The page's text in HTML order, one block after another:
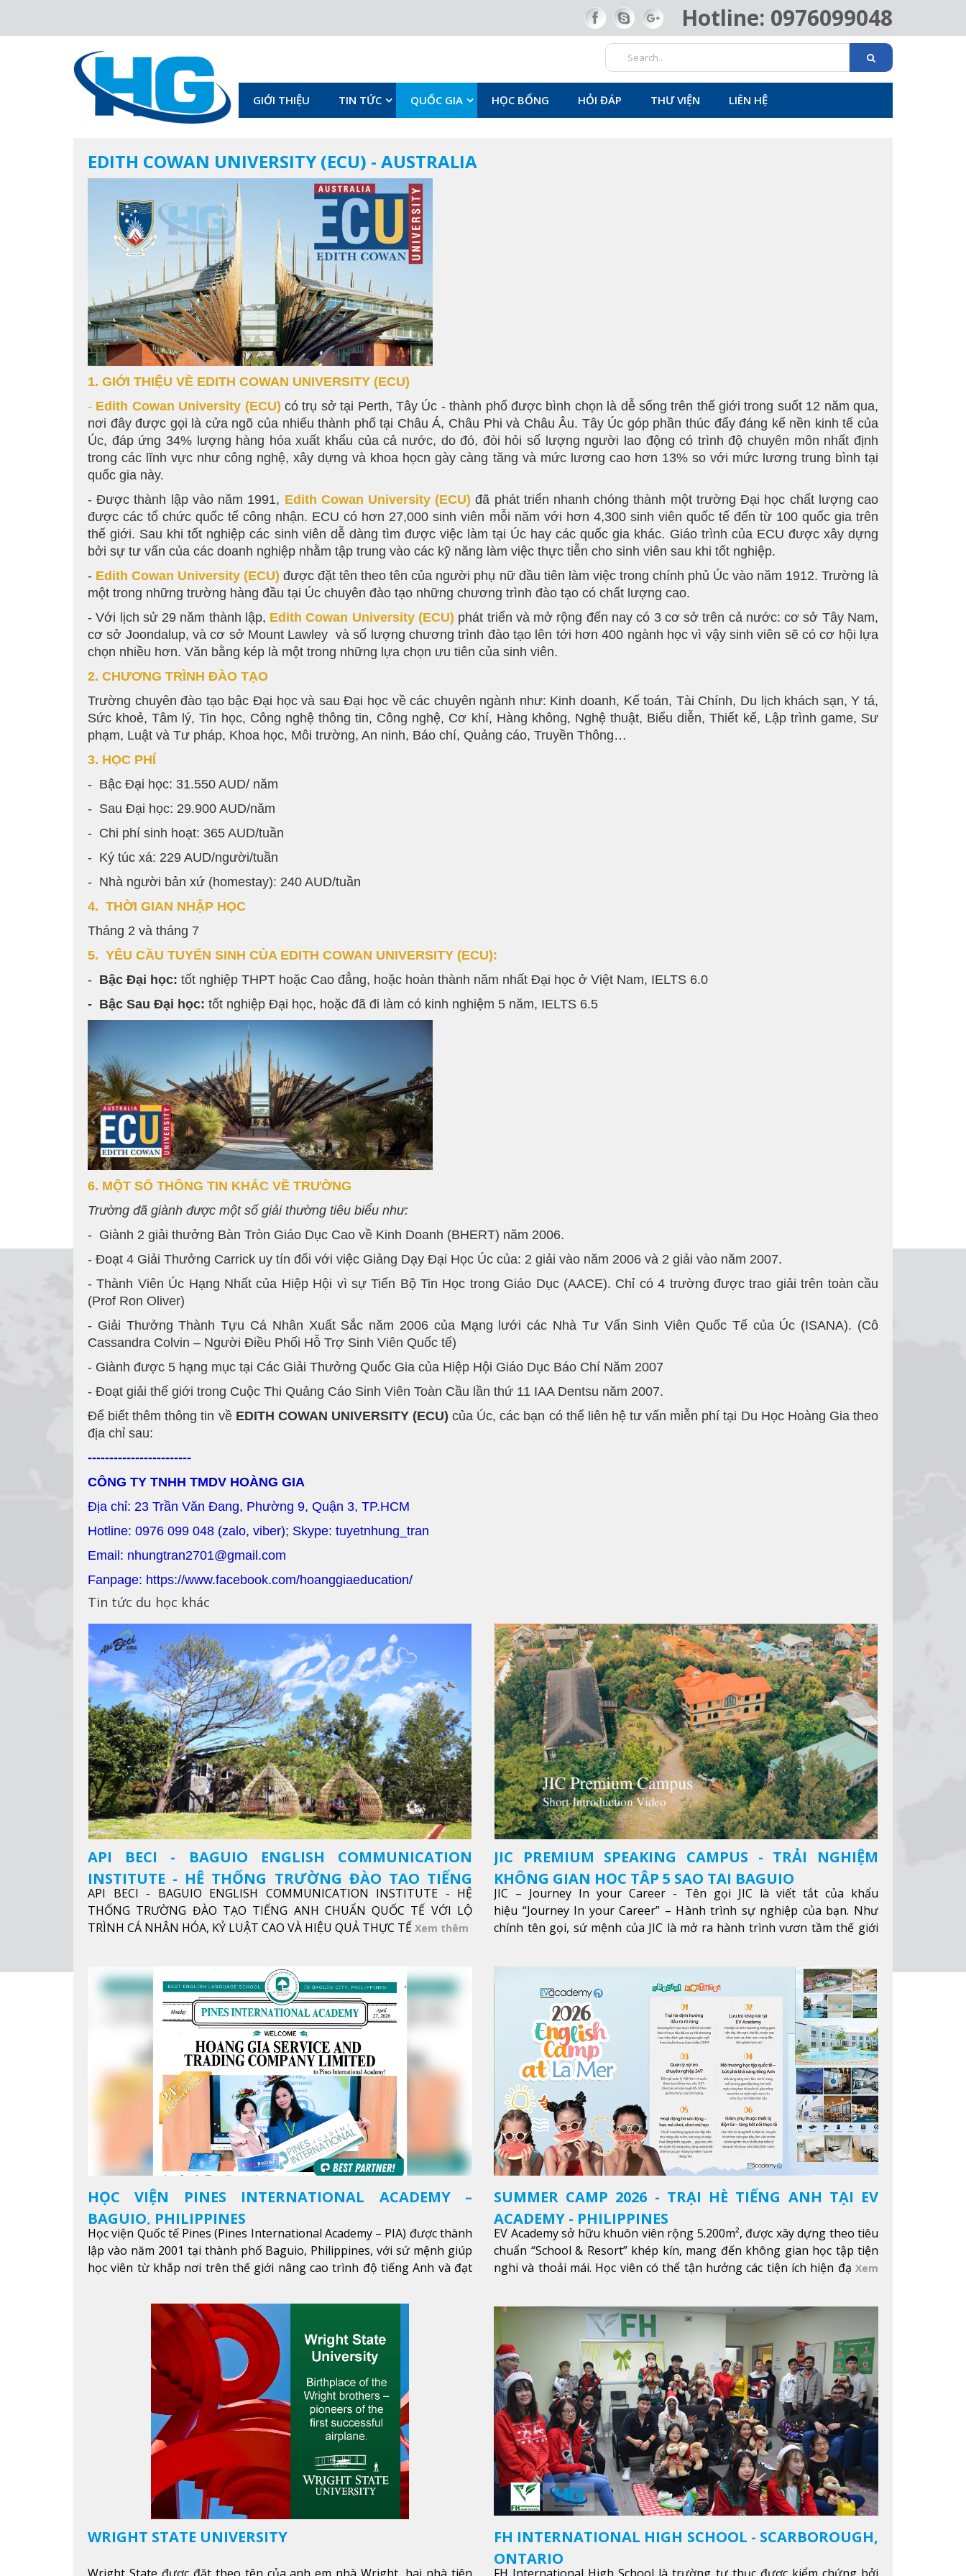
Hotline: 0976099048
GIỚI THIỆU TIN TỨC QUỐC GIA HỌC BỔNG HỎI ĐÁP THƯ VIỆN LIÊN HỆ
EDITH COWAN UNIVERSITY (ECU) - AUSTRALIA
1. GIỚI THIỆU VỀ EDITH COWAN UNIVERSITY (ECU)
- Edith Cowan University (ECU) có trụ sở tại Perth, Tây Úc - thành phố được bình chọn là dễ sống trên thế giới trong suốt 12 năm qua,
nơi đây được gọi là cửa ngõ của nhiếu thành phố tại Châu Á, Châu Phi và Châu Âu. Tây Úc góp phần thúc đẩy đáng kể nền kinh tế của
Úc, đáp ứng 34% lượng hàng hóa xuất khẩu của cả nước, do đó, đòi hỏi số lượng người lao động có trình độ chuyên môn nhất định
trong các lĩnh vực như công nghệ, xây dựng và khoa họcn gày càng tăng và mức lương cao hơn 13% so với mức lương trung bình tại
quốc gia này.
- Được thành lập vào năm 1991, Edith Cowan University(ECU)đã phát triển nhanh chóng thành một trường Đại học chất lượng cao
được các tổ chức quốc tế công nhận. ECU có hơn 27,000 sinh viên mỗi năm với hơn 4,300 sinh viên quốc tế đến từ 100 quốc gia trên
thế giới. Sau khi tốt nghiệp các sinh viên dễ dàng tìm được việc làm tại Úc hay các quốc gia khác. Giáo trình của ECU được xây dựng
bởi sự tư vấn của các doanh nghiệp nhằm tập trung vào các kỹ năng làm việc thực tiễn cho sinh viên sau khi tốt nghiệp.
- Edith Cowan University (ECU) được đặt tên theo tên của người phụ nữ đầu tiên làm việc trong chính phủ Úc vào năm 1912. Trường là
một trong những trường hàng đầu tại Úc chuyên đào tạo những chương trình đào tạo có chất lượng cao.
- Với lịch sử 29 năm thành lập, Edith Cowan University(ECU) phát triển và mở rộng đến nay có 3 cơ sở trên cả nước: cơ sở Tây Nam,
cơ sở Joondalup, và cơ sở Mount Lawley và số lượng chương trình đào tạo lên tới hơn 400 ngành học vì vậy sinh viên sẽ có cơ hội lựa
chọn nhiều hơn. Văn bằng kép là một trong những lựa chọn ưu tiên của sinh viên.
2. CHƯƠNG TRÌNH ĐÀO TẠO
Trường chuyên đào tạo bậc Đại học và sau Đại học về các chuyên ngành như: Kinh doanh, Kế toán, Tài Chính, Du lịch khách sạn, Y tá,
Sức khoẻ, Tâm lý, Tin học, Công nghệ thông tin, Công nghệ, Cơ khí, Hàng không, Nghệ thuật, Biểu diễn, Thiết kế, Lập trình game, Sư
phạm, Luật và Tư pháp, Khoa học, Môi trường, An ninh, Báo chí, Quảng cáo, Truyền Thông…
3. HỌC PHÍ
- Bậc Đại học: 31.550 AUD/ năm
- Sau Đại học: 29.900 AUD/năm
- Chi phí sinh hoạt: 365 AUD/tuần
- Ký túc xá: 229 AUD/người/tuần
- Nhà người bản xứ (homestay): 240 AUD/tuần
4. THỜI GIAN NHẬP HỌC
Tháng 2 và tháng 7
5. YÊU CẦU TUYỂN SINH CỦA EDITH COWAN UNIVERSITY (ECU):
- Bậc Đại học: tốt nghiệp THPT hoặc Cao đẳng, hoặc hoàn thành năm nhất Đại học ở Việt Nam, IELTS 6.0
- Bậc Sau Đại học: tốt nghiệp Đại học, hoặc đã đi làm có kinh nghiệm 5 năm, IELTS 6.5
6. MỘT SỐ THÔNG TIN KHÁC VỀ TRƯỜNG
Trường đã giành được một số giải thường tiêu biểu như:
- Giành 2 giải thưởng Bàn Tròn Giáo Dục Cao về Kinh Doanh (BHERT) năm 2006.
- Đoạt 4 Giải Thưởng Carrick uy tín đối với việc Giảng Dạy Đại Học Úc của: 2 giải vào năm 2006 và 2 giải vào năm 2007.
- Thành Viên Úc Hạng Nhất của Hiệp Hội vì sự Tiến Bộ Tin Học trong Giáo Dục (AACE). Chỉ có 4 trường được trao giải trên toàn cầu
(Prof Ron Oliver)
- Giải Thưởng Thành Tựu Cá Nhân Xuất Sắc năm 2006 của Mạng lưới các Nhà Tư Vấn Sinh Viên Quốc Tế của Úc (ISANA). (Cô
Cassandra Colvin – Người Điều Phối Hỗ Trợ Sinh Viên Quốc tế)
- Giành được 5 hạng mục tại Các Giải Thưởng Quốc Gia của Hiệp Hội Giáo Dục Báo Chí Năm 2007
- Đoạt giải thế giới trong Cuộc Thi Quảng Cáo Sinh Viên Toàn Cầu lần thứ 11 IAA Dentsu năm 2007.
Để biết thêm thông tin về EDITH COWAN UNIVERSITY(ECU)của Úc, các bạn có thể liên hệ tư vấn miễn phí tại Du Học Hoàng Gia theo
địa chỉ sau:
------------------------
CÔNG TY TNHH TMDV HOÀNG GIA
Địa chỉ: 23 Trần Văn Đang, Phường 9, Quận 3, TP.HCM
Hotline: 0976 099 048 (zalo, viber); Skype: tuyetnhung_tran
Email: nhungtran2701@gmail.com
Fanpage: https://www.facebook.com/hoanggiaeducation/
Tin tức du học khác
API BECI - BAGUIO ENGLISH COMMUNICATION
INSTITUTE - HỆ THỐNG TRƯỜNG ĐÀO TẠO TIẾNG
ANH CHUẨN QUỐC TẾ
API BECI - BAGUIO ENGLISH COMMUNICATION INSTITUTE - HỆ
THỐNG TRƯỜNG ĐÀO TẠO TIẾNG ANH CHUẨN QUỐC TẾ VỚI LỘ
TRÌNH CÁ NHÂN HÓA, KỶ LUẬT CAO VÀ HIỆU QUẢ THỰC TẾ Xem thêm
JIC PREMIUM SPEAKING CAMPUS - TRẢI NGHIỆM
KHÔNG GIAN HỌC TẬP 5 SAO TẠI BAGUIO
JIC – Journey In your Career - Tên gọi JIC là viết tắt của khẩu
hiệu “Journey In your Career” – Hành trình sự nghiệp của bạn. Như
chính tên gọi, sứ mệnh của JIC là mở ra hành trình vươn tầm thế giới
HỌC VIỆN PINES INTERNATIONAL ACADEMY –
BAGUIO, PHILIPPINES
Học viện Quốc tế Pines (Pines International Academy – PIA) được thành
lập vào năm 2001 tại thành phố Baguio, Philippines, với sứ mệnh giúp
học viên từ khắp nơi trên thế giới nâng cao trình độ tiếng Anh và đạt
SUMMER CAMP 2026 - TRẠI HÈ TIẾNG ANH TẠI EV
ACADEMY - PHILIPPINES
EV Academy sở hữu khuôn viên rộng 5.200m², được xây dựng theo tiêu
chuẩn “School & Resort” khép kín, mang đến không gian học tập tiện
nghi và thoải mái. Học viên có thể tận hưởng các tiện ích hiện đạ Xem
WRIGHT STATE UNIVERSITY
FH INTERNATIONAL HIGH SCHOOL - SCARBOROUGH,
ONTARIO